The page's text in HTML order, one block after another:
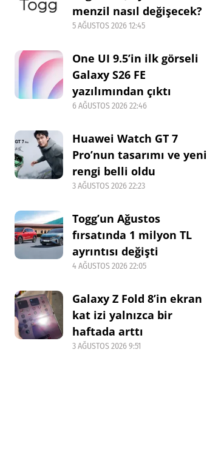
menzil nasıl değişecek?
5 AĞUSTOS 2026 12:45
One UI 9.5’in ilk görseli
Galaxy S26 FE
yazılımından çıktı
6 AĞUSTOS 2026 22:46
Huawei Watch GT 7
Pro’nun tasarımı ve yeni
rengi belli oldu
3 AĞUSTOS 2026 22:23
Togg’un Ağustos
fırsatında 1 milyon TL
ayrıntısı değişti
4 AĞUSTOS 2026 22:05
Galaxy Z Fold 8’in ekran
kat izi yalnızca bir
haftada arttı
3 AĞUSTOS 2026 9:51